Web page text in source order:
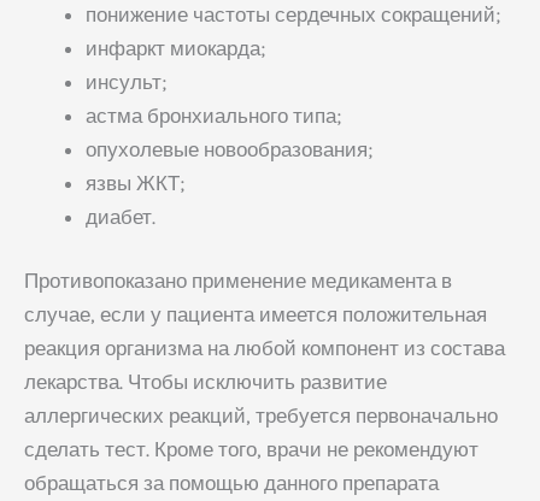
понижение частоты сердечных сокращений;
инфаркт миокарда;
инсульт;
астма бронхиального типа;
опухолевые новообразования;
язвы ЖКТ;
диабет.
Противопоказано применение медикамента в
случае, если у пациента имеется положительная
реакция организма на любой компонент из состава
лекарства. Чтобы исключить развитие
аллергических реакций, требуется первоначально
сделать тест. Кроме того, врачи не рекомендуют
обращаться за помощью данного препарата